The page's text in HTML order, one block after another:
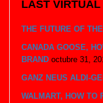
LAST
THE FUTURE OF
CANADA GOOSE,
BRAND octubre 31,
GANZ NEUS ALDI-
WALMART, HOW TO